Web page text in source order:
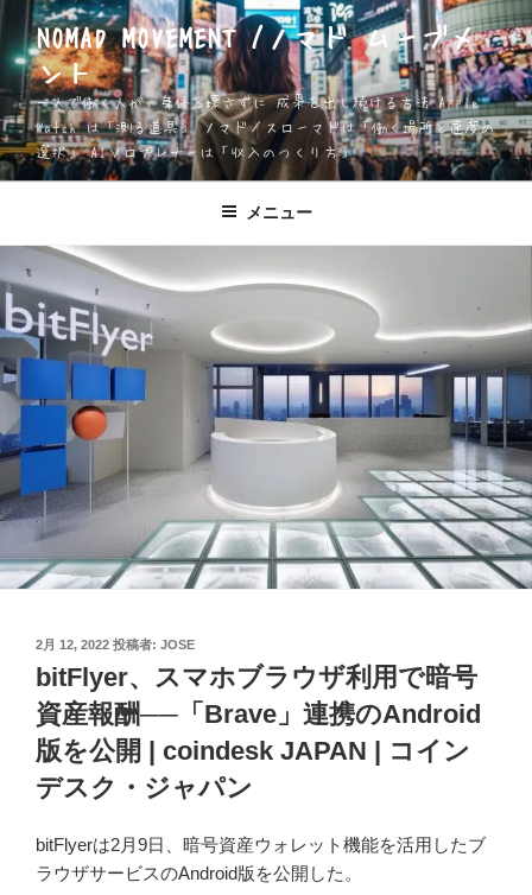
ン
テ
ン
ツ
へ
ス
NOMAD MOVEMENT /ノマド ムーブメ
ント
一人で働く人が、身体を壊さずに 成果を出し続ける方法 Apple
Watch は「測る道具」 ノマド／スローマドは「働く場所と速度の
選択」 AIソロプレナーは「収入のつくり方」
メニュー
投
稿
日:
2月 12, 2022 投稿者: JOSE
bitFlyer、スマホブラウザ利用で暗号
資産報酬──「Brave」連携のAndroid
版を公開 | coindesk JAPAN | コイン
デスク・ジャパン
bitFlyerは2月9日、暗号資産ウォレット機能を活用したブ
ラウザサービスのAndroid版を公開した。